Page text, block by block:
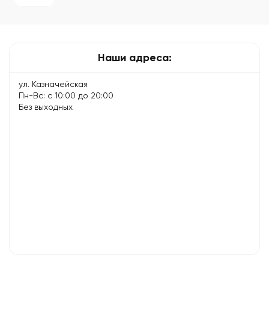
Наши адреса:
ул. Казначейская
Пн-Вс: с 10:00 до 20:00
Без выходных